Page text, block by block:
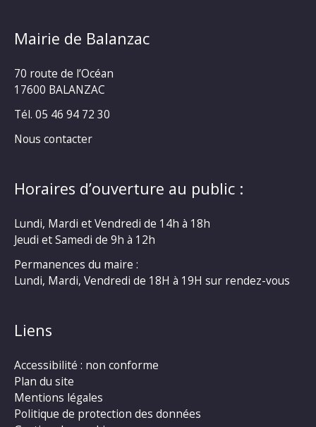
Mairie de Balanzac
70 route de l’Océan
17600 BALANZAC
Tél. 05 46 94 72 30
Nous contacter
Horaires d’ouverture au public :
Lundi, Mardi et Vendredi de 14h à 18h
Jeudi et Samedi de 9h à 12h
Permanences du maire :
Lundi, Mardi, Vendredi de 18H à 19H sur rendez-vous
Liens
Accessibilité : non conforme
Plan du site
Mentions légales
Politique de protection des données